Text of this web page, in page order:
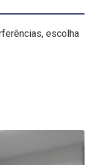
escolha